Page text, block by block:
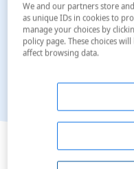
We and our partners store
as unique IDs in cookies to
manage your choices by
policy page. These choices
affect browsing data.